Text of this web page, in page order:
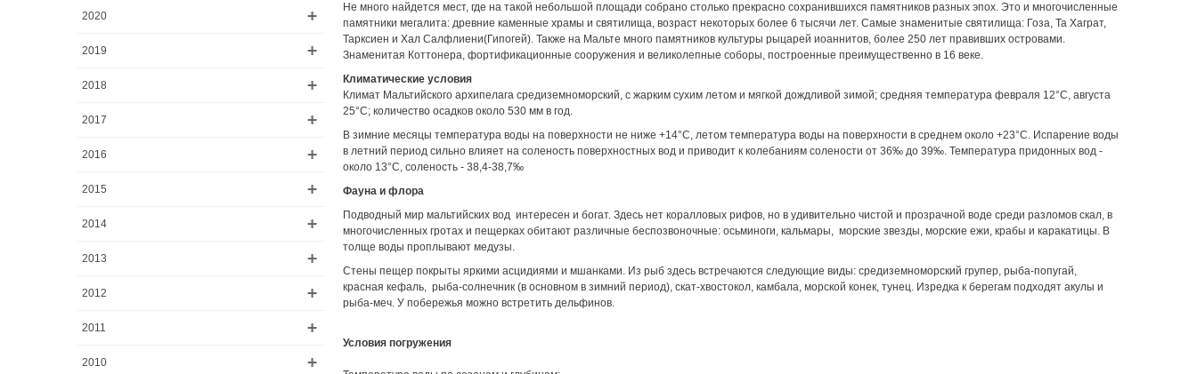
2020
2019
2018
2017
2016
2015
2014
2013
2012
2011
2010
Не много найдется мест, где на такой небольшой площади собрано столько прекрасно сохранившихся памятников разных эпох. Это и многочисленные
памятники мегалита: древние каменные храмы и святилища, возраст некоторых более 6 тысячи лет. Самые знаменитые святилища: Гоза, Та Хаграт,
Тарксиен и Хал Салфлиени(Гипогей). Также на Мальте много памятников культуры рыцарей иоаннитов, более 250 лет правивших островами.
Знаменитая Коттонера, фортификационные сооружения и великолепные соборы, построенные преимущественно в 16 веке.
Климатические условия
Климат Мальтийского архипелага средиземноморский, с жарким сухим летом и мягкой дождливой зимой; средняя температура февраля 12°C, августа
25°C; количество осадков около 530 мм в год.
В зимние месяцы температура воды на поверхности не ниже +14°С, летом температура воды на поверхности в среднем около +23°С. Испарение воды
в летний период сильно влияет на соленость поверхностных вод и приводит к колебаниям солености от 36‰ до 39‰. Температура придонных вод -
около 13°С, соленость - 38,4-38,7‰
Фауна и флора
Подводный мир мальтийских вод интересен и богат. Здесь нет коралловых рифов, но в удивительно чистой и прозрачной воде среди разломов скал, в
многочисленных гротах и пещерках обитают различные беспозвоночные: осьминоги, кальмары, морские звезды, морские ежи, крабы и каракатицы. В
толще воды проплывают медузы.
Стены пещер покрыты яркими асцидиями и мшанками. Из рыб здесь встречаются следующие виды: средиземноморский групер, рыба-попугай,
красная кефаль, рыба-солнечник (в основном в зимний период), скат-хвостокол, камбала, морской конек, тунец. Изредка к берегам подходят акулы и
рыба-меч. У побережья можно встретить дельфинов.
Условия погружения